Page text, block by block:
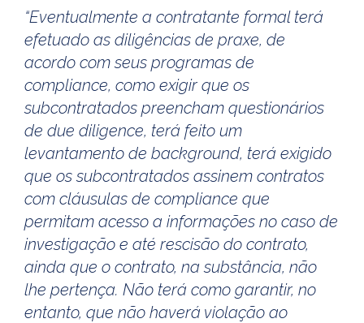
“Eventualmente a contratante formal terá
efetuado as diligências de praxe, de
acordo com seus programas de
compliance, como exigir que os
subcontratados preencham questionários
de due diligence, terá feito um
levantamento de background, terá exigido
que os subcontratados assinem contratos
com cláusulas de compliance que
permitam acesso a informações no caso de
investigação e até rescisão do contrato,
ainda que o contrato, na substância, não
lhe pertença. Não terá como garantir, no
entanto, que não haverá violação ao